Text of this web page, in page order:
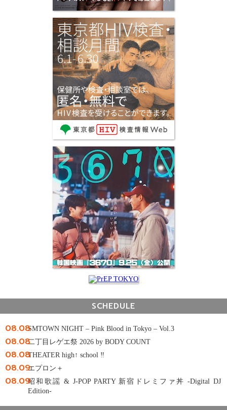
SCHEDULE
08.08SMTOWN NIGHT – Pink Blood in Tokyo – Vol.3
08.08二丁目レゲエ祭 2026 by BODY COUNT
08.08THEATER high↑ school ‼
08.09エプロン＋
08.09昭和歌謡 & J-POP PARTY 新宿ドレミファ丼 -Digital DJ
Edition-